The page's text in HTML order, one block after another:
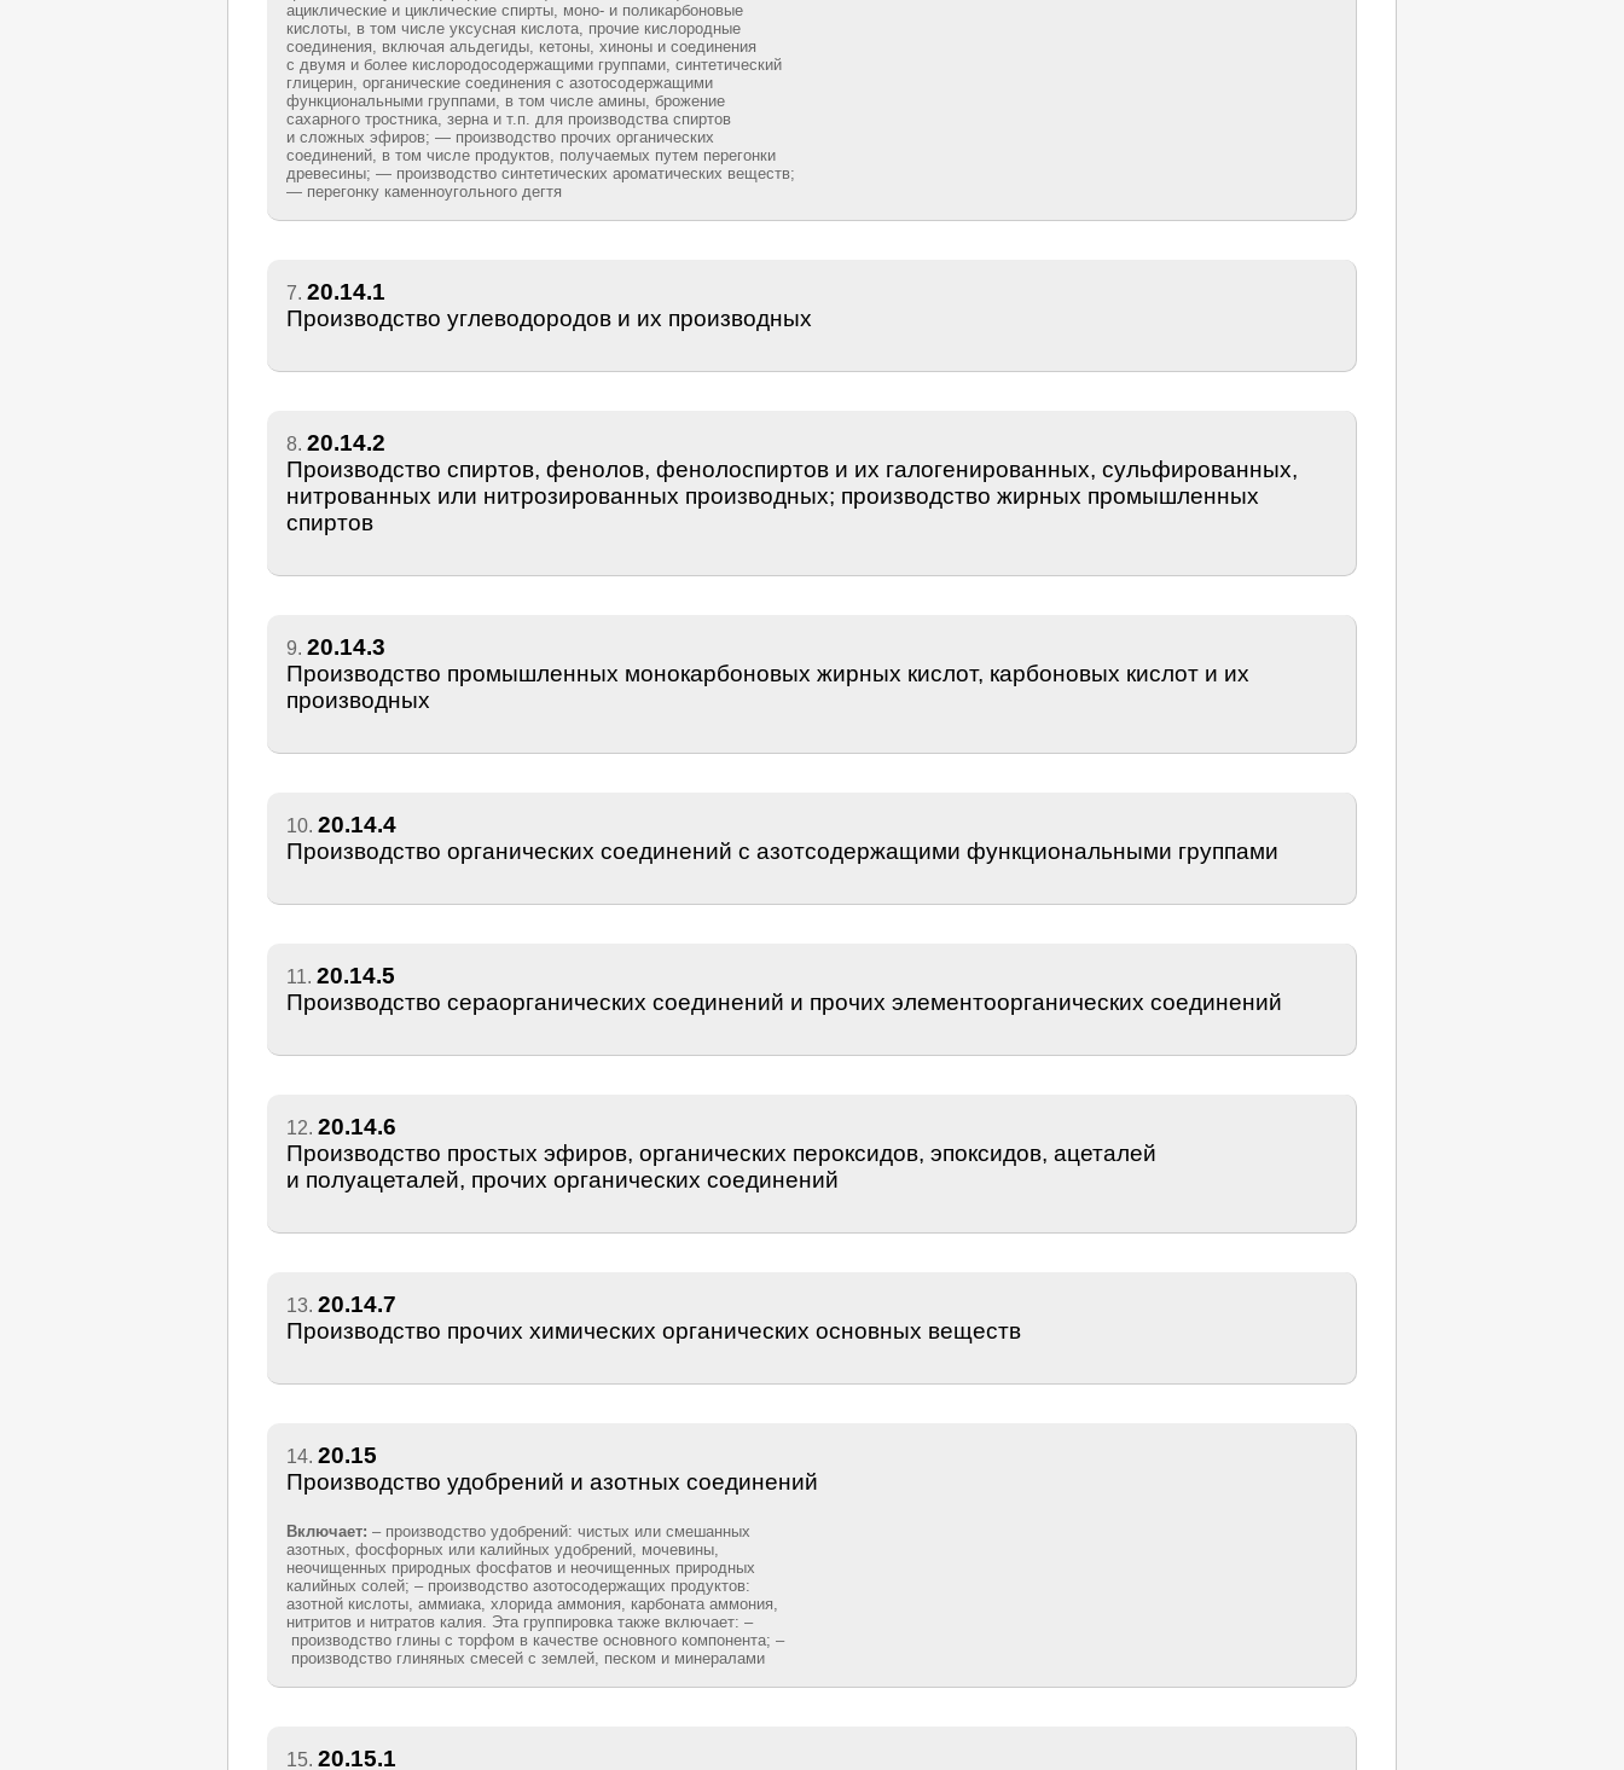
ациклические и циклические спирты, моно- и поликарбоновые
кислоты, в том числе уксусная кислота, прочие кислородные
соединения, включая альдегиды, кетоны, хиноны и соединения
с двумя и более кислородосодержащими группами, синтетический
глицерин, органические соединения с азотосодержащими
функциональными группами, в том числе амины, брожение
сахарного тростника, зерна и т.п. для производства спиртов
и сложных эфиров; — производство прочих органических
соединений, в том числе продуктов, получаемых путем перегонки
древесины; — производство синтетических ароматических веществ;
— перегонку каменноугольного дегтя
7. 20.14.1
Производство углеводородов и их производных
8. 20.14.2
Производство спиртов, фенолов, фенолоспиртов и их галогенированных, сульфированных,
нитрованных или нитрозированных производных; производство жирных промышленных
спиртов
9. 20.14.3
Производство промышленных монокарбоновых жирных кислот, карбоновых кислот и их
производных
10. 20.14.4
Производство органических соединений с азотсодержащими функциональными группами
11. 20.14.5
Производство сераорганических соединений и прочих элементоорганических соединений
12. 20.14.6
Производство простых эфиров, органических пероксидов, эпоксидов, ацеталей
и полуацеталей, прочих органических соединений
13. 20.14.7
Производство прочих химических органических основных веществ
14. 20.15
Производство удобрений и азотных соединений
Включает: – производство удобрений: чистых или смешанных
азотных, фосфорных или калийных удобрений, мочевины,
неочищенных природных фосфатов и неочищенных природных
калийных солей; – производство азотосодержащих продуктов:
азотной кислоты, аммиака, хлорида аммония, карбоната аммония,
нитритов и нитратов калия. Эта группировка также включает: –
производство глины с торфом в качестве основного компонента; –
производство глиняных смесей с землей, песком и минералами
15. 20.15.1